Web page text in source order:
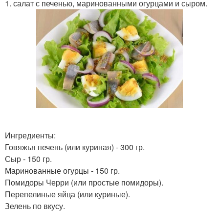
1. салат с печенью, маринованными огурцами и сыром.
Ингредиенты:
Говяжья печень (или куриная) - 300 гр.
Сыр - 150 гр.
Маринованные огурцы - 150 гр.
Помидоры Черри (или простые помидоры).
Перепелиные яйца (или куриные).
Зелень по вкусу.